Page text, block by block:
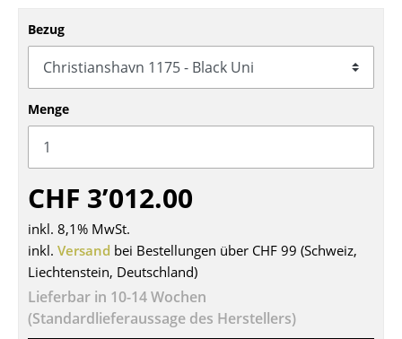
Schaukelstühle
Bürodrehstühle
Bürosessel
Einzelteile
... alle Sitzmöbel
Tische
Esstische
Beistelltische
Bezug
Menge
CHF 3’012.00
inkl. 8,1% MwSt.
inkl. Versand bei Bestellungen über CHF 99 (Schweiz,
Liechtenstein, Deutschland)
Lieferbar in 10-14 Wochen
(Standardlieferaussage des Herstellers)